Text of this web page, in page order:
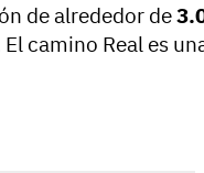
de alrededor de
camino Real es